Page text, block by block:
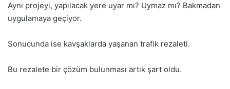
Aynı projeyi, yapılacak yere uyar mı? Uymaz mı? Bakmadan
uygulamaya geçiyor.
Sonucunda ise kavşaklarda yaşanan trafik rezaleti.
Bu rezalete bir çözüm bulunması artık şart oldu.